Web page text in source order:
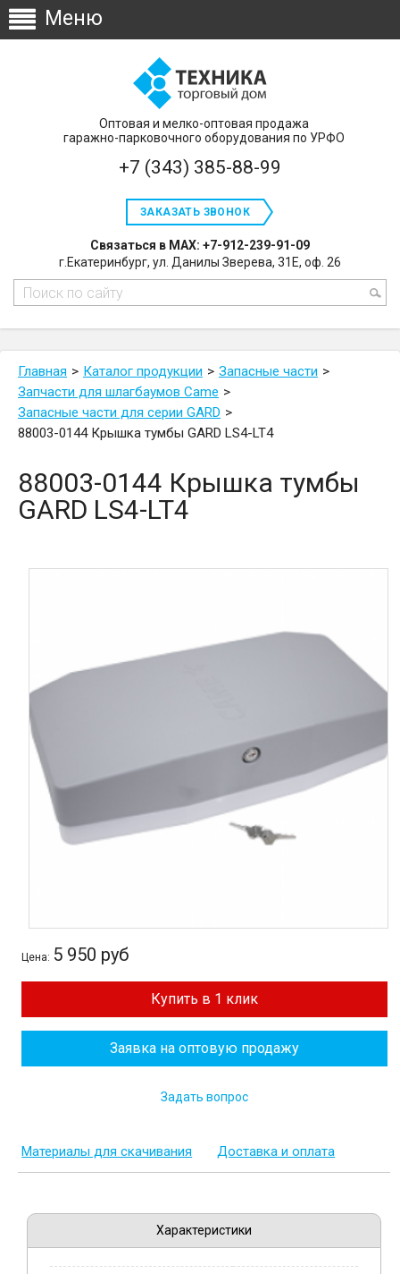
Оптовая и мелко-оптовая продажа
гаражно-парковочного оборудования по УРФО
+7 (343) 385-88-99
ЗАКАЗАТЬ ЗВОНОК
Связаться в MAX: +7-912-239-91-09
г.Екатеринбург, ул. Данилы Зверева, 31Е, оф. 26
Главная Каталог продукции
Запасные части
Запчасти для шлагбаумов Сame
Запасные части для серии GARD
88003-0144 Крышка тумбы GARD LS4-LT4
88003-0144 Крышка тумбы
GARD LS4-LT4
Цена: 5 950 руб
Купить в 1 клик
Заявка на оптовую продажу
Задать вопрос
Материалы для скачивания Доставка и оплата
Характеристики